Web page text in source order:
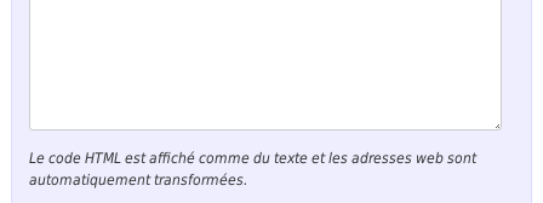
Le code HTML est affiché comme du texte et les adresses web sont
automatiquement transformées.